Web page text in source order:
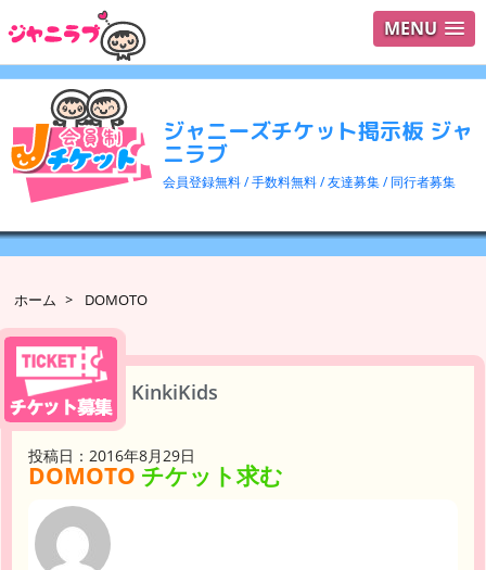
MENU
ジャニーズチケット掲示板 ジャ
ニラブ
会員登録無料 / 手数料無料 / 友達募集 / 同行者募集
ログイ
検索
ホーム > DOMOTO
KinkiKids
投稿日：2016年8月29日
DOMOTO チケット求む